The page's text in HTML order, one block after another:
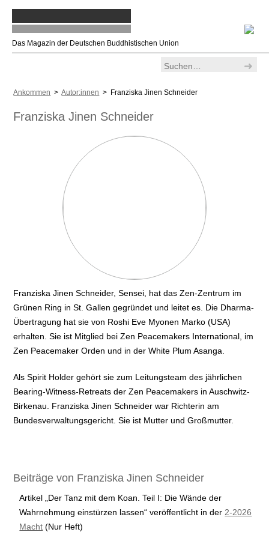
Das Magazin der Deutschen Buddhistischen Union
Ankommen >Autor:innen > Franziska Jinen Schneider
Franziska Jinen Schneider
Franziska Jinen Schneider, Sensei, hat das Zen-Zentrum im
Grünen Ring in St. Gallen gegründet und leitet es. Die Dharma-
Übertragung hat sie von Roshi Eve Myonen Marko (USA)
erhalten. Sie ist Mitglied bei Zen Peacemakers International, im
Zen Peacemaker Orden und in der White Plum Asanga.
Als Spirit Holder gehört sie zum Leitungsteam des jährlichen
Bearing-Witness-Retreats der Zen Peacemakers in Auschwitz-
Birkenau. Franziska Jinen Schneider war Richterin am
Bundesverwaltungsgericht. Sie ist Mutter und Großmutter.
Beiträge von Franziska Jinen Schneider
Artikel „Der Tanz mit dem Koan. Teil I: Die Wände der
Wahrnehmung einstürzen lassen“ veröffentlicht in der2-2026
Macht (Nur Heft)